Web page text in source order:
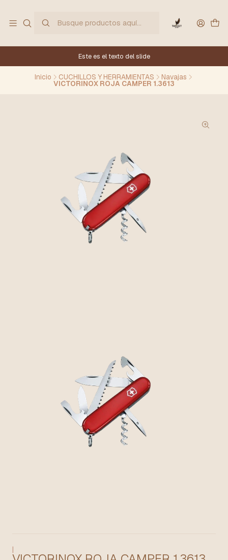
Este es el texto del slide
Inicio CUCHILLOS Y HERRAMIENTAS Navajas
VICTORINOX ROJA CAMPER 1.3613
|